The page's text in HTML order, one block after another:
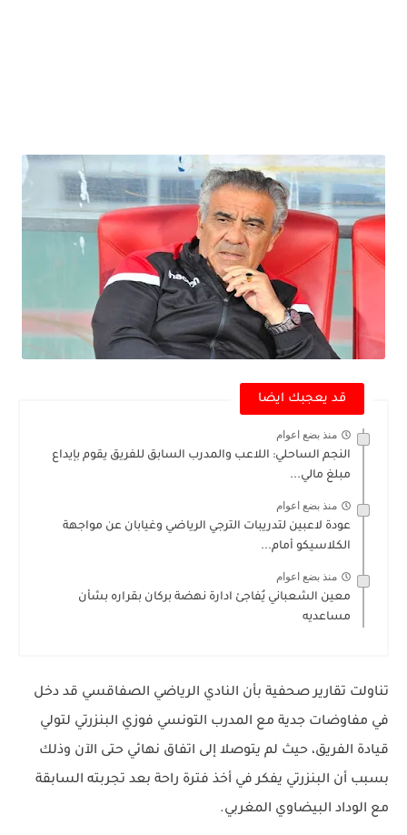
قد يعجبك ايضا
منذ بضع اعوام
النجم الساحلي: اللاعب والمدرب السابق للفريق يقوم بإيداع
مبلغ مالي...
منذ بضع اعوام
عودة لاعبين لتدريبات الترجي الرياضي وغيابان عن مواجهة
الكلاسيكو أمام...
منذ بضع اعوام
معين الشعباني يُفاجئ ادارة نهضة بركان بقراره بشأن
مساعديه
تناولت تقارير صحفية بأن النادي الرياضي الصفاقسي قد دخل
في مفاوضات جدية مع المدرب التونسي فوزي البنزرتي لتولي
قيادة الفريق، حيث لم يتوصلا إلى اتفاق نهائي حتى الآن وذلك
بسبب أن البنزرتي يفكر في أخذ فترة راحة بعد تجربته السابقة
مع الوداد البيضاوي المغربي.